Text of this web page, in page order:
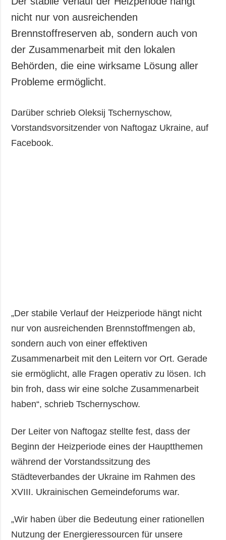
Gesellschaft und
Kultur
Sport
Kriminalität
Notstand und
Notfälle
Veröffentlichungen
Interview
Fotos
Abonnement
Fotobank
nicht nur von ausreichenden
Brennstoffreserven ab, sondern auch von
der Zusammenarbeit mit den lokalen
Behörden, die eine wirksame Lösung aller
Probleme ermöglicht.
Darüber schrieb Oleksij Tschernyschow,
Vorstandsvorsitzender von Naftogaz Ukraine, auf
Facebook.
„Der stabile Verlauf der Heizperiode hängt nicht
nur von ausreichenden Brennstoffmengen ab,
sondern auch von einer effektiven
Zusammenarbeit mit den Leitern vor Ort. Gerade
sie ermöglicht, alle Fragen operativ zu lösen. Ich
bin froh, dass wir eine solche Zusammenarbeit
haben“, schrieb Tschernyschow.
Der Leiter von Naftogaz stellte fest, dass der
Beginn der Heizperiode eines der Hauptthemen
während der Vorstandssitzung des
Städteverbandes der Ukraine im Rahmen des
XVIII. Ukrainischen Gemeindeforums war.
„Wir haben über die Bedeutung einer rationellen
Nutzung der Energieressourcen für unsere